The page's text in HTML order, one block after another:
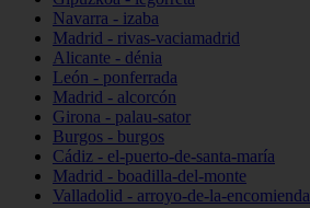
Navarra - izaba
Madrid - rivas-vaciamadrid
Alicante - dénia
León - ponferrada
Madrid - alcorcón
Girona - palau-sator
Burgos - burgos
Cádiz - el-puerto-de-santa-maría
Madrid - boadilla-del-monte
Valladolid - arroyo-de-la-encomienda